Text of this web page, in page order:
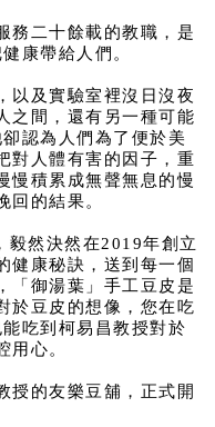
務二十餘載的教職，是
康帶給人們。
以及實驗室裡沒日沒夜
之間，還有另一種可能
認為人們為了便於美
對人體有害的因子，重
慢積累成無聲無息的慢
回的結果。
毅然決然在2019年創立
健康秘訣，送到每一個
「御湯葉」手工豆皮是
於豆皮的想像，您在吃
吃到柯易昌教授對於
用心。
授的友樂豆舖，正式開